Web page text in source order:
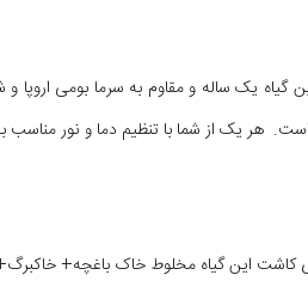
گیاه یک ساله و مقاوم به سرما بومی
هر یک از شما با تنظیم دما و نور مناسب
کاشت این گیاه مخلوط خاک باغچه+